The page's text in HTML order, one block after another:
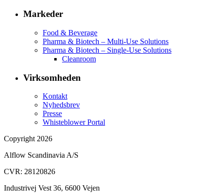
Markeder
Food & Beverage
Pharma & Biotech – Multi-Use Solutions
Pharma & Biotech – Single-Use Solutions
Cleanroom
Virksomheden
Kontakt
Nyhedsbrev
Presse
Whisteblower Portal
Copyright 2026
Alflow Scandinavia A/S
CVR: 28120826
Industrivej Vest 36, 6600 Vejen